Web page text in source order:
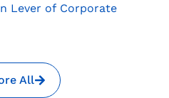
All
Lever of Corporate